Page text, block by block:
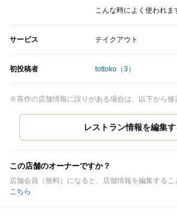
こんな時によく使われま
サービス テイクアウト
初投稿者 tottoko （3）
※喜作の店舗情報に誤りがある場合は、以下から修
この店舗のオーナーですか？
店舗会員（無料）になると、店舗情報を編集するこ
こちら